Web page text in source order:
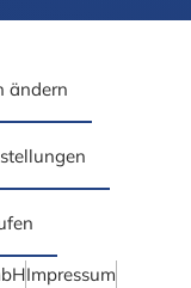
ändern
Impressum